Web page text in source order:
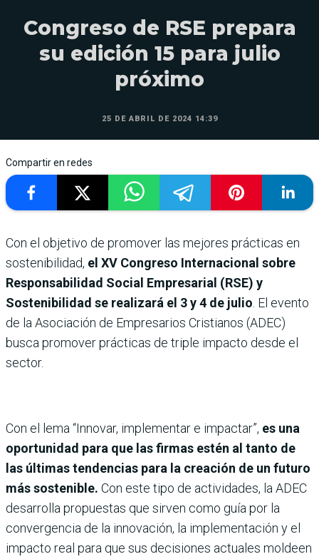
Congreso de RSE prepara
su edición 15 para julio
próximo
25 DE ABRIL DE 2024 14:39
Compartir en redes
Con el objetivo de promover las mejores prácticas en
sostenibilidad, el XV Congreso Internacional sobre
Responsabilidad Social Empresarial (RSE) y
Sostenibilidad se realizará el 3 y 4 de julio . El evento
de la Asociación de Empresarios Cristianos (ADEC)
busca promover prácticas de triple impacto desde el
sector.
Con el lema “Innovar, implementar e impactar”, es una
oportunidad para que las firmas estén al tanto de
las últimas tendencias para la creación de un futuro
más sostenible. Con este tipo de actividades, la ADEC
desarrolla propuestas que sirven como guía por la
convergencia de la innovación, la implementación y el
impacto real para que sus decisiones actuales moldeen